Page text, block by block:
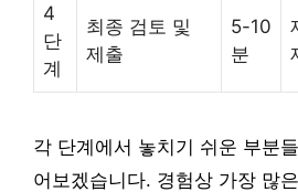
4
단
계
최종 검토 및
제출
5-10
분
각 단계에서 놓치기 쉬운 부분
어보겠습니다. 경험상 가장 많